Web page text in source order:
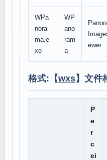
WPa
nora
ma.e
xe
WP
ano
ram
a
ewer
格式:【wxs】文件
P
e
r
c
ei